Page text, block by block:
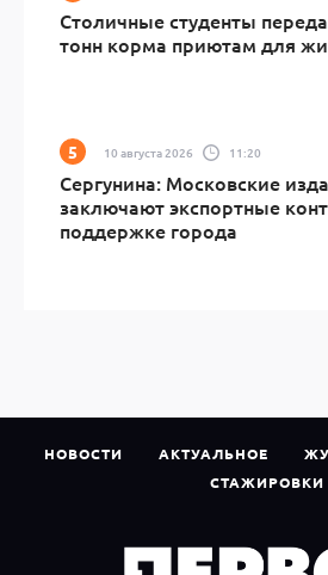
Столичные студенты
тонн корма приютам для
10 августа 2026 11:20
Сергунина: Московские
заключают экспортные
поддержке города
НОВОСТИ АКТУАЛЬНОЕ
СТАЖИРОВКИ